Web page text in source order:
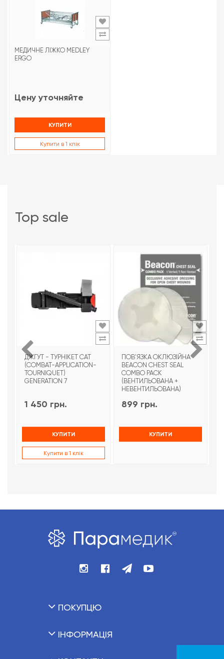
МЕДИЧНЕ ЛІЖКО MEDLEY
ERGO
Цену уточняйте
КУПИТИ
Купити в 1 клік
top sale
ДЖГУТ - ТУРНІКЕТ CAT
(COMBAT-APPLICATION-
TOURNIQUET)
GENERATION 7
1 450 грн.
КУПИТИ
Купити в 1 клік
ПОВ'ЯЗКА ОКЛЮЗІЙНА
BEACON CHEST SEAL
COMBO PACK
(ВЕНТИЛЬОВАНА +
НЕВЕНТИЛЬОВАНА)
899 грн.
КУПИТИ
ПОКУПЦЮ
ІНФОРМАЦІЯ